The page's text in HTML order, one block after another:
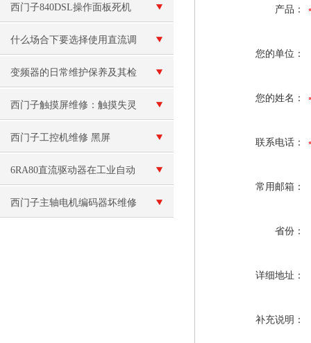
（变频器炸可控硅模块）维修
西门子840DSL操作面板死机
维修
什么场合下要选择使用直流调
速器？
变频器的日常维护保养及其检
修工作
西门子触摸屏维修：触摸失灵
或反应不灵敏
西门子工控机维修 黑屏
6RA80直流驱动器在工业自动
化领域的应用与价值
西门子主轴电机编码器坏维修
产品：
您的单位：
您的姓名：
联系电话：
常用邮箱：
省份：
详细地址：
补充说明：